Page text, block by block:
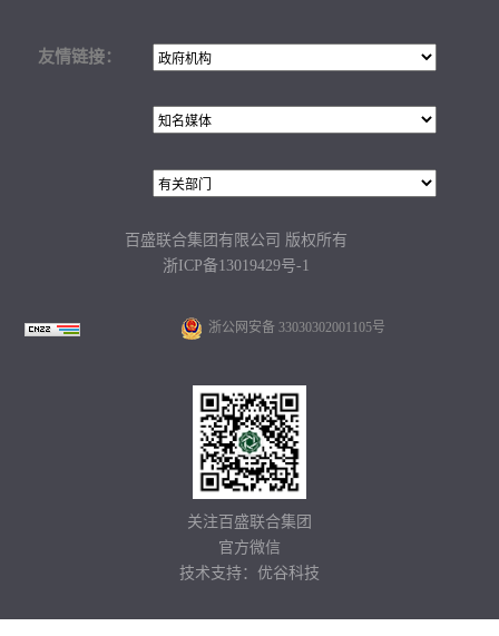
友情链接：
百盛联合集团有限公司 版权所有
浙ICP备13019429号-1
浙公网安备 33030302001105号
关注百盛联合集团
官方微信
技术支持： 优谷科技